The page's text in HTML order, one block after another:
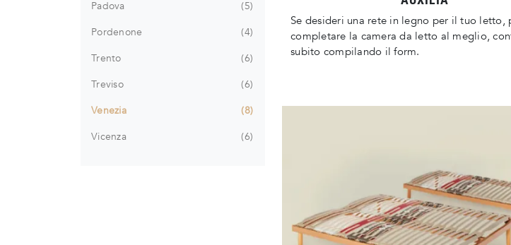
Se desideri una rete in legno per il tuo letto,
completare la camera da letto al meglio,
subito compilando il form.
Padova
5
Pordenone
4
Trento
6
Treviso
6
Venezia
8
Vicenza
6